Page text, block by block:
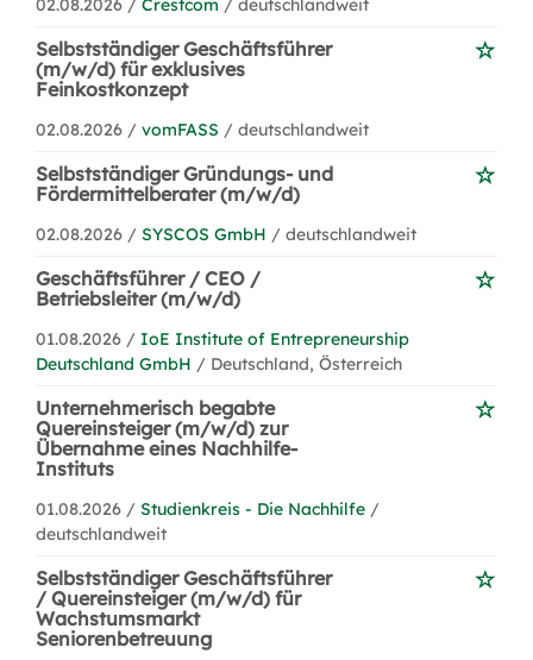
02.08.2026 / Crestcom / deutschlandweit
Selbstständiger Geschäftsführer
(m/w/d) für exklusives
Feinkostkonzept
02.08.2026 / vomFASS / deutschlandweit
Selbstständiger Gründungs- und
Fördermittelberater (m/w/d)
02.08.2026 / SYSCOS GmbH / deutschlandweit
Geschäftsführer / CEO /
Betriebsleiter (m/w/d)
01.08.2026 / IoE Institute of Entrepreneurship
Deutschland GmbH / Deutschland, Österreich
Unternehmerisch begabte
Quereinsteiger (m/w/d) zur
Übernahme eines Nachhilfe-
Instituts
01.08.2026 / Studienkreis - Die Nachhilfe /
deutschlandweit
Selbstständiger Geschäftsführer
/ Quereinsteiger (m/w/d) für
Wachstumsmarkt
Seniorenbetreuung